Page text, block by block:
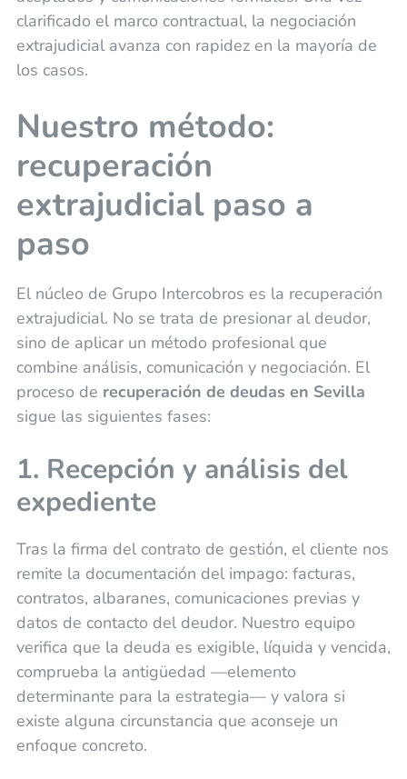
clarificado el marco contractual, la negociación
extrajudicial avanza con rapidez en la mayoría de
los casos.
Nuestro método:
recuperación
extrajudicial paso a
paso
El núcleo de Grupo Intercobros es la recuperación
extrajudicial. No se trata de presionar al deudor,
sino de aplicar un método profesional que
combine análisis, comunicación y negociación. El
proceso de recuperación de deudas en Sevilla
sigue las siguientes fases:
1. Recepción y análisis del
expediente
Tras la firma del contrato de gestión, el cliente nos
remite la documentación del impago: facturas,
contratos, albaranes, comunicaciones previas y
datos de contacto del deudor. Nuestro equipo
verifica que la deuda es exigible, líquida y vencida,
comprueba la antigüedad —elemento
determinante para la estrategia— y valora si
existe alguna circunstancia que aconseje un
enfoque concreto.